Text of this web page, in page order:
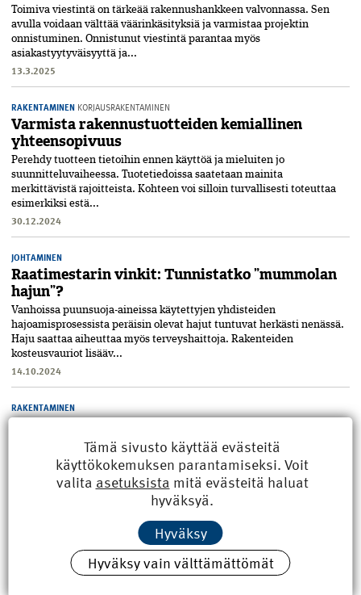
Toimiva viestintä on tärkeää rakennushankkeen valvonnassa. Sen
avulla voidaan välttää väärinkäsityksiä ja varmistaa projektin
onnistuminen. Onnistunut viestintä parantaa myös
asiakastyytyväisyyttä ja...
13.3.2025
RAKENTAMINEN KORJAUSRAKENTAMINEN
Varmista rakennustuotteiden kemiallinen
yhteensopivuus
Perehdy tuotteen tietoihin ennen käyttöä ja mieluiten jo
suunnitteluvaiheessa. Tuotetiedoissa saatetaan mainita
merkittävistä rajoitteista. Kohteen voi silloin turvallisesti toteuttaa
esimerkiksi estä...
30.12.2024
JOHTAMINEN
Raatimestarin vinkit: Tunnistatko ”mummolan
hajun”?
Vanhoissa puunsuoja-aineissa käytettyjen yhdisteiden
hajoamisprosessista peräisin olevat hajut tuntuvat herkästi nenässä.
Haju saattaa aiheuttaa myös terveyshaittoja. Rakenteiden
kosteusvauriot lisääv...
14.10.2024
RAKENTAMINEN
rinnalle hyvän valvonnan tapa?
Hyvä valvonta on yhtä tärkeää kuin itse työn suoritus, ja se tukee
hyvän rakentamistavan toteutumista. Laadukkaalla valvonnalla
voidaan vaikuttaa merkittävästi työn lopputulokseen. Rakentamisen
RAKENTAMINEN
Raatimestarin vinkit: Työkaluja tarjolla myös
Tämä sivusto käyttää evästeitä
käyttökokemuksen parantamiseksi. Voit
valita asetuksista mitä evästeitä haluat
hyväksyä.
Hyväksy
Hyväksy vain välttämättömät